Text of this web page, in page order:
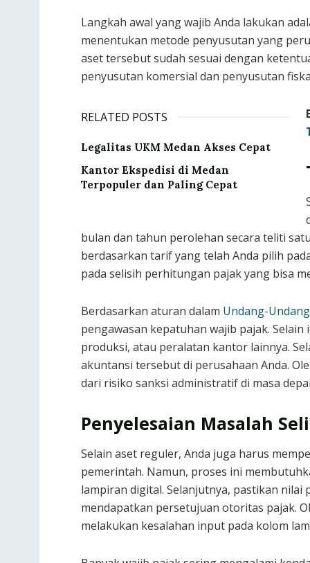
Langkah awal yang wajib Anda lakukan
menentukan metode penyusutan yang
aset tersebut sudah sesuai dengan
penyusutan komersial dan penyusutan
RELATED POSTS
Legalitas UKM Medan Akses Cepat
Kantor Ekspedisi di Medan
Terpopuler dan Paling Cepat
bulan dan tahun perolehan secara teliti
berdasarkan tarif yang telah Anda pilih
pada selisih perhitungan pajak yang bisa
Berdasarkan aturan dalam Undang-
pengawasan kepatuhan wajib pajak.
produksi, atau peralatan kantor lainnya.
akuntansi tersebut di perusahaan Anda.
dari risiko sanksi administratif di masa
Penyelesaian Masalah
Selain aset reguler, Anda juga harus
pemerintah. Namun, proses ini
lampiran digital. Selanjutnya, pastikan
mendapatkan persetujuan otoritas pajak.
melakukan kesalahan input pada kolom